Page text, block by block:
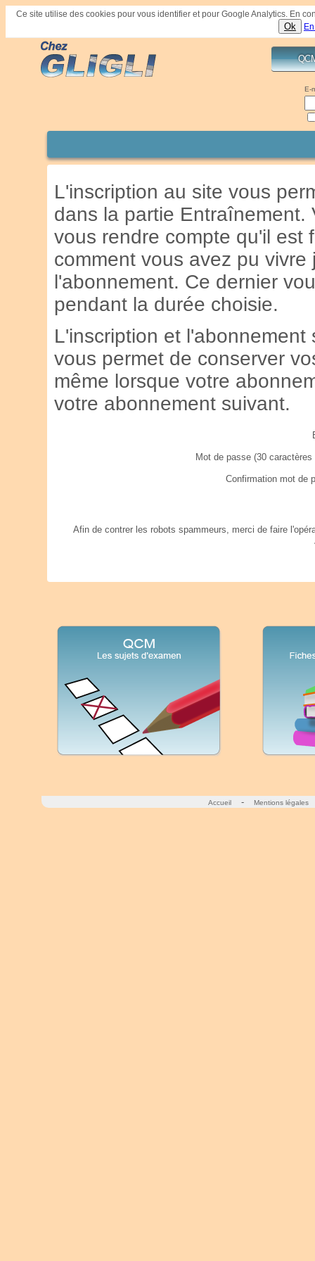
Ce site utilise des cookies pour vous identifier et pour Google Analytics. En
Ok
E-
L'inscription au site vous
dans la partie Entraînement.
vous rendre compte qu'il est
comment vous avez pu
l'abonnement. Ce dernier
pendant la durée choisie.
L'inscription et
vous permet de conserver
même lorsque votre
votre abonnement suivant.
Mot de passe (30 caractères
Confirmation mot de
Afin de contrer les robots spammeurs, merci de faire
Accueil - Mentions légales